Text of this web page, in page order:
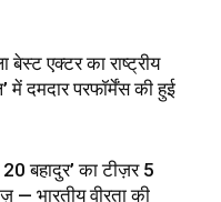
बेस्ट एक्टर का राष्ट्रीय
दमदार परफॉर्मेंस की हुई
बहादुर’ का टीज़र 5
— भारतीय वीरता की